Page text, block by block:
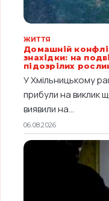
ЖИТТЯ
Домашній
знахідки: на
підозрілих
У Хмільницькому
прибули на виклик
виявили на...
06.08.2026